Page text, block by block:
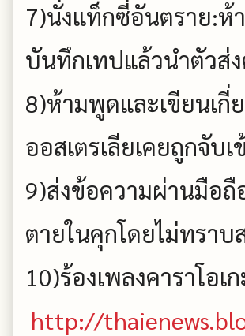
7)นั่งแท็กซี่อันตราย:ห้
บันทึกเทปแล้วนำตัวส่ง
8)ห้ามพูดและเขียนเกี่
ออสเตรเลียเคยถูกจับ
9)ส่งข้อความผ่านมือถื
ตายในคุกโดยไม่ทราบ
10)ร้องเพลงคาราโอ
http://